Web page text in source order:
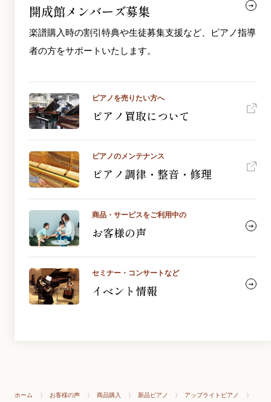
開成館メンバーズ募集
楽譜購入時の割引特典や生徒募集支援など、ピアノ指導
者の方をサポートいたします。
ピアノを売りたい方へ
ピアノ買取について
ピアノのメンテナンス
ピアノ調律・整音・修理
商品・サービスをご利用中の
お客様の声
セミナー・コンサートなど
イベント情報
ホーム お客様の声 商品購入 新品ピアノ
アップライトピアノ